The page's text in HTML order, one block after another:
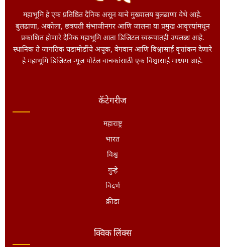
महाभूमि हे एक प्रतिष्ठित दैनिक असून याचे मुख्यालय बुलढाणा येथे आहे.
बुलढाणा, अकोला, छत्रपती संभाजीनगर आणि जालना या प्रमुख आवृत्त्यांमधून
प्रकाशित होणारे दैनिक महाभूमि आता डिजिटल स्वरूपातही उपलब्ध आहे.
स्थानिक ते जागतिक घडामोडींचे अचूक, वेगवान आणि विश्वासार्ह वृत्तांकन देणारे
हे महाभूमि डिजिटल न्यूज पोर्टल वाचकांसाठी एक विश्वासार्ह माध्यम आहे.
कॅटेगरीज
महाराष्ट्र
भारत
विश्व
गुन्हे
विदर्भ
क्रीडा
क्विक लिंक्स